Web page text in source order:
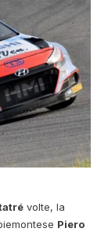
volte, la
Piero